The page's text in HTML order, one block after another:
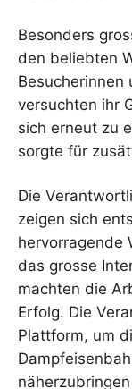
Besonders
den beliebten
Besucherinnen
versuchten ihr
sich erneut zu
sorgte für
Die
zeigen sich
hervorragende
das grosse
machten die
Erfolg. Die
Plattform, um